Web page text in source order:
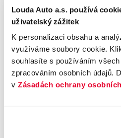
Louda Auto a.s. používá
uživatelský zážitek
K personalizaci obsahu a
využíváme soubory cookie.
souhlasíte s používáním
zpracováním osobních údajů.
v Zásadách ochrany
výměnu oleje, filtry,
finančně výhodný i
třetího majitele. Ten
vyšší desítky tisíc
koupi, což udržuje